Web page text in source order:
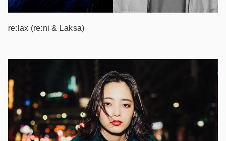
re:lax (re:ni & Laksa)